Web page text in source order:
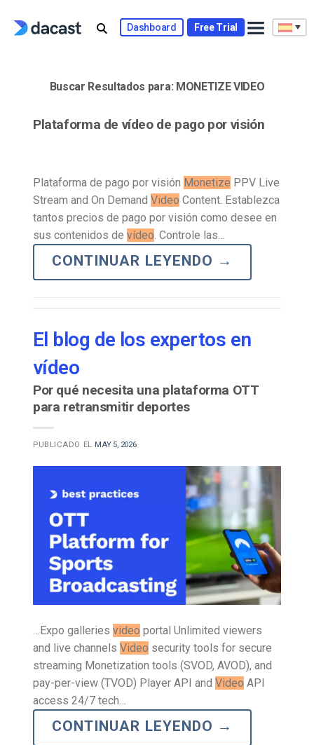
Dashboard Free Trial
Buscar Resultados para: MONETIZE VIDEO
Plataforma de vídeo de pago por visión
Plataforma de pago por visión Monetize PPV Live
Stream and On Demand Video Content. Establezca
tantos precios de pago por visión como desee en
sus contenidos de vídeo . Controle las…
CONTINUAR LEYENDO →
El blog de los expertos en
vídeo
Por qué necesita una plataforma OTT
para retransmitir deportes
PUBLICADO EL MAY 5, 2026
…Expo galleries video portal Unlimited viewers
and live channels Video security tools for secure
streaming Monetization tools (SVOD, AVOD), and
pay-per-view (TVOD) Player API and Video API
access 24/7 tech…
CONTINUAR LEYENDO →